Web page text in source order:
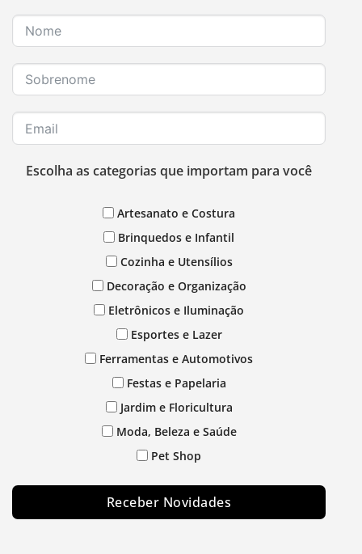
Escolha as categorias que importam para você
Artesanato e Costura
Brinquedos e Infantil
Cozinha e Utensílios
Decoração e Organização
Eletrônicos e Iluminação
Esportes e Lazer
Ferramentas e Automotivos
Festas e Papelaria
Jardim e Floricultura
Moda, Beleza e Saúde
Pet Shop
Receber Novidades